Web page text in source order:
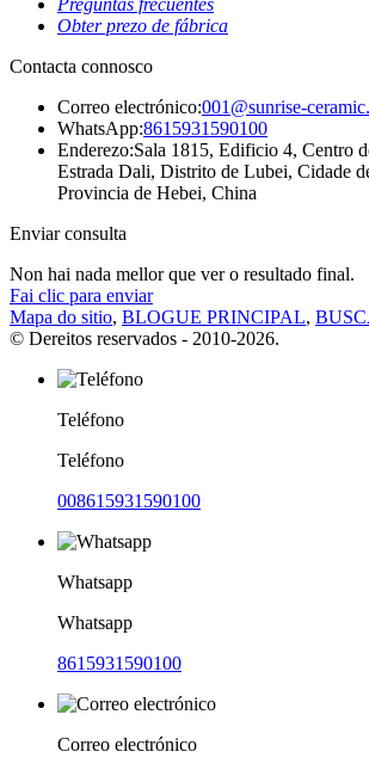
Obter prezo de fábrica
Contacta connosco
Correo electrónico:001@sunrise-
WhatsApp:8615931590100
Enderezo:Sala 1815, Edificio 4, Centro
Estrada Dali, Distrito de Lubei, Cidade
Provincia de Hebei, China
Enviar consulta
Non hai nada mellor que ver o resultado final.
Fai clic para enviar
Mapa do sitio, BLOGUE PRINCIPAL,
© Dereitos reservados - 2010-2026.
Teléfono
Teléfono
008615931590100
Whatsapp
Whatsapp
8615931590100
Correo electrónico